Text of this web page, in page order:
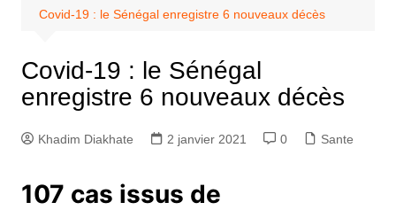
Covid-19 : le Sénégal enregistre 6 nouveaux décès
Covid-19 : le Sénégal
enregistre 6 nouveaux décès
Khadim Diakhate 2 janvier 2021 0 Sante
107 cas issus de